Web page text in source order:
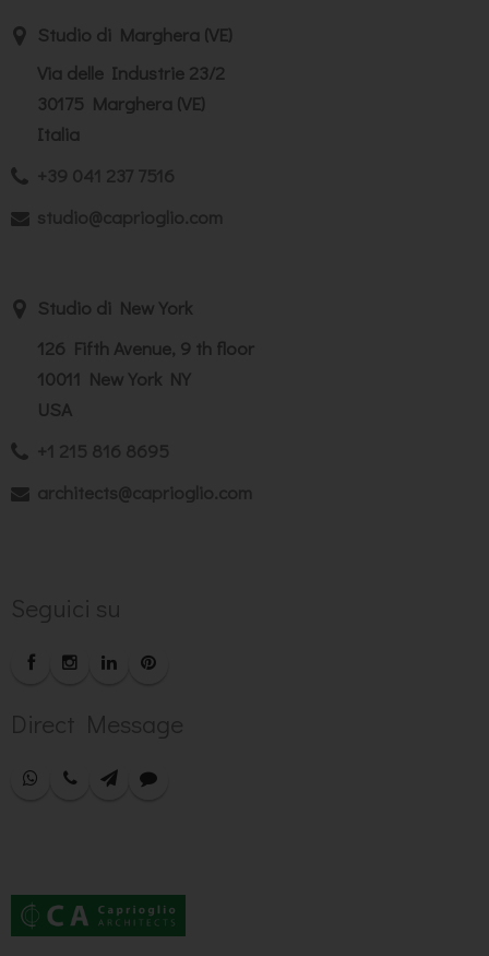
Studio di Marghera (VE)
Via delle Industrie 23/2
30175 Marghera (VE)
Italia
+39 041 237 7516
studio@caprioglio.com
Studio di New York
126 Fifth Avenue, 9 th floor
10011 New York NY
USA
+1 215 816 8695
architects@caprioglio.com
Seguici su
Direct Message